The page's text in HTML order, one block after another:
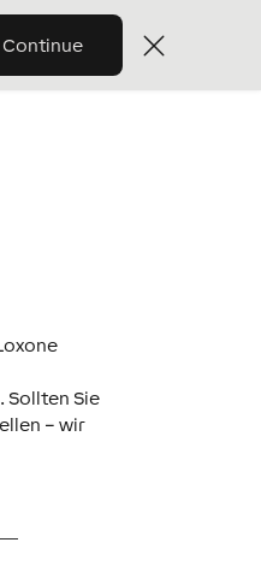
Continue
Sollten Sie
– wir